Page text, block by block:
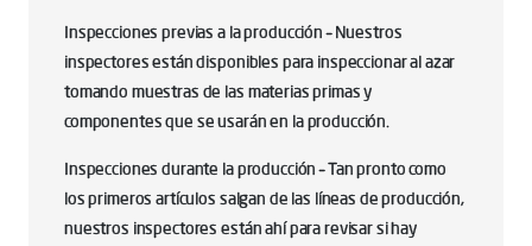
Inspecciones previas a la producción – Nuestros
inspectores están disponibles para inspeccionar al azar
tomando muestras de las materias primas y
componentes que se usarán en la producción.
Inspecciones durante la producción – Tan pronto como
los primeros artículos salgan de las líneas de producción,
nuestros inspectores están ahí para revisar si hay